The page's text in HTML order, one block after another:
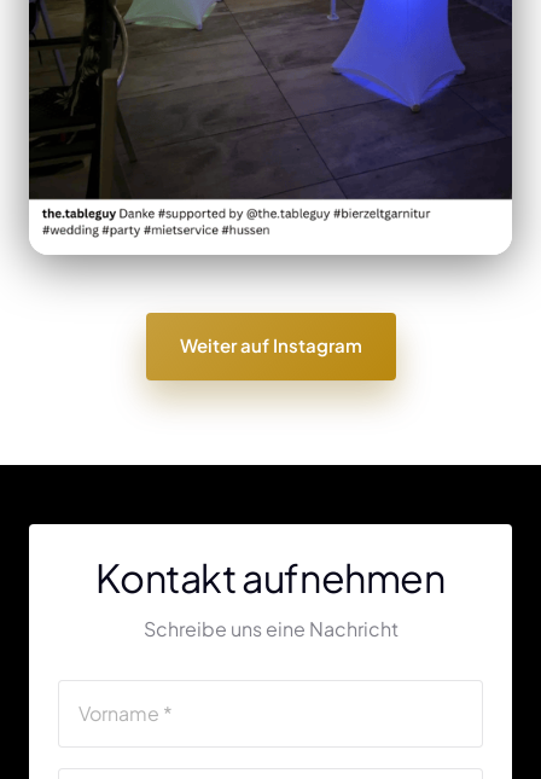
Weiter auf Instagram
Kontakt aufnehmen
Schreibe uns eine Nachricht